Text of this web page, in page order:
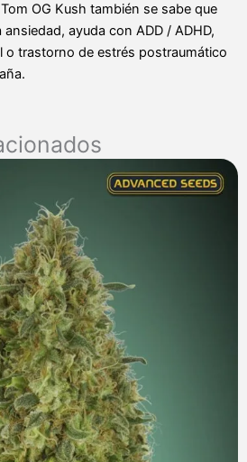
OG Kush también se sabe que
ayuda con ADD / ADHD,
o trastorno de estrés postraumático
de
precios:
285,00 €